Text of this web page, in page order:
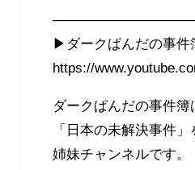
▶︎ダークぱんだの事件
https://
ダークぱんだの事件簿
「日本の未解決事件
姉妹チャンネルです。